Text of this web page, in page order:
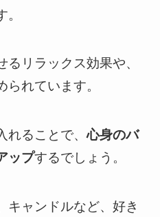
リラックス効果や、
れています。
れることで、心身のバ
ップするでしょう。
キャンドルなど、好き